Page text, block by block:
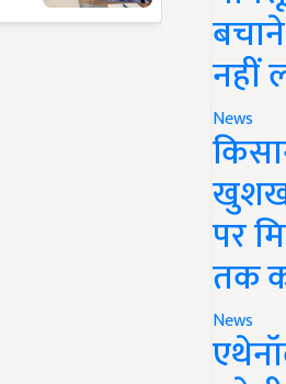
नहीं
News
पर
तक
News